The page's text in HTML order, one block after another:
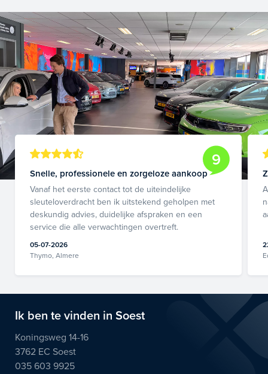
9
Snelle, professionele en zorgeloze aankoop
Vanaf het eerste contact tot de uiteindelijke
sleuteloverdracht ben ik uitstekend geholpen met
deskundig advies, duidelijke afspraken en een
service die alle verwachtingen overtreft.
05-07-2026
Thymo, Almere
Ik ben te vinden in Soest
Koningsweg 14-16
3762 EC Soest
035 603 9925